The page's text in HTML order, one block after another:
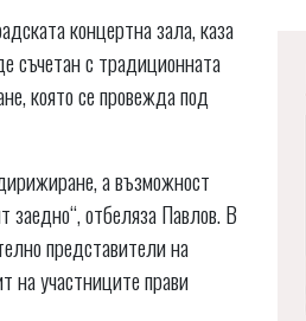
концертна зала, каза
съчетан с традиционната
която се провежда под
а възможност
отбеляза Павлов. В
представители на
на участниците прави